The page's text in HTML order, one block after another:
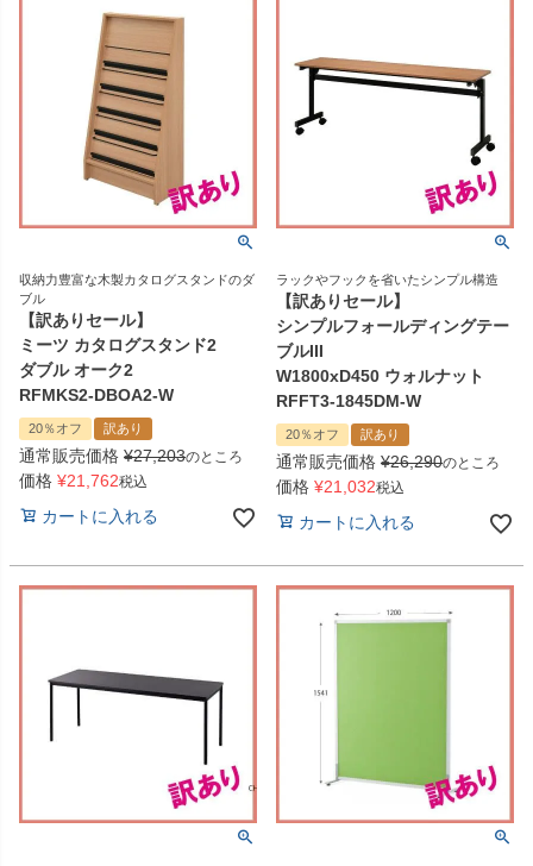
収納力豊富な木製カタログスタンドのダ
ブル
【訳ありセール】
ミーツ カタログスタンド2
ダブル オーク2
RFMKS2-DBOA2-W
20％オフ 訳あり
通常販売価格 ¥27,203のところ
価格 ¥21,762税込
カートに入れる
ラックやフックを省いたシンプル構造
【訳ありセール】
シンプルフォールディングテー
ブルIII
W1800xD450 ウォルナット
RFFT3-1845DM-W
20％オフ 訳あり
通常販売価格 ¥26,290のところ
価格 ¥21,032税込
カートに入れる